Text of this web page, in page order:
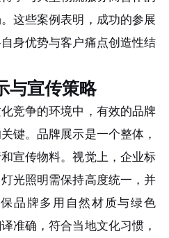
这些案例表明，成功的参展
身优势与客户痛点创造性结
与宣传策略
争的环境中，有效的品牌
键。品牌展示是一个整体，
宣传物料。视觉上，企业标
光照明需保持高度统一，并
品牌多用自然材质与绿色
准确，符合当地文化习惯，